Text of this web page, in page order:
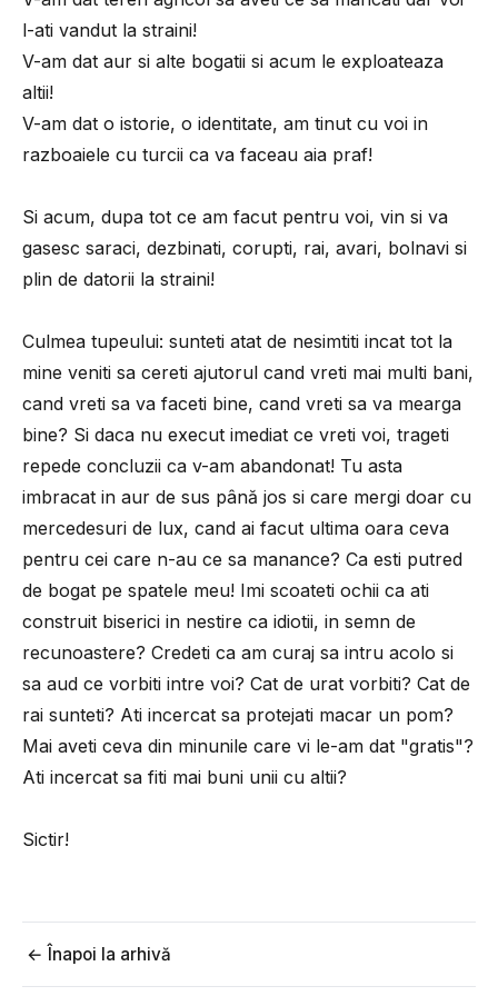
l-ati vandut la straini!
V-am dat aur si alte bogatii si acum le exploateaza
altii!
V-am dat o istorie, o identitate, am tinut cu voi in
razboaiele cu turcii ca va faceau aia praf!
Si acum, dupa tot ce am facut pentru voi, vin si va
gasesc saraci, dezbinati, corupti, rai, avari, bolnavi si
plin de datorii la straini!
Culmea tupeului: sunteti atat de nesimtiti incat tot la
mine veniti sa cereti ajutorul cand vreti mai multi bani,
cand vreti sa va faceti bine, cand vreti sa va mearga
bine? Si daca nu execut imediat ce vreti voi, trageti
repede concluzii ca v-am abandonat! Tu asta
imbracat in aur de sus până jos si care mergi doar cu
mercedesuri de lux, cand ai facut ultima oara ceva
pentru cei care n-au ce sa manance? Ca esti putred
de bogat pe spatele meu! Imi scoateti ochii ca ati
construit biserici in nestire ca idiotii, in semn de
recunoastere? Credeti ca am curaj sa intru acolo si
sa aud ce vorbiti intre voi? Cat de urat vorbiti? Cat de
rai sunteti? Ati incercat sa protejati macar un pom?
Mai aveti ceva din minunile care vi le-am dat "gratis"?
Ati incercat sa fiti mai buni unii cu altii?
Sictir!
← Înapoi la arhivă